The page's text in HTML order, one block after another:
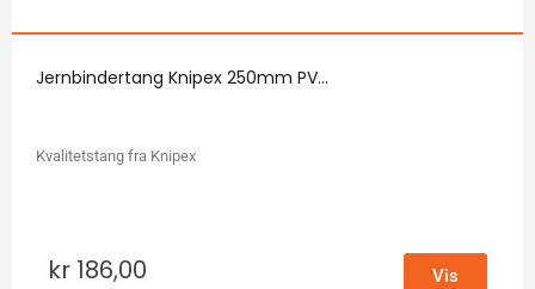
Jernbindertang Knipex 250mm PV...
Kvalitetstang fra Knipex
kr 186,00 Vis